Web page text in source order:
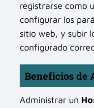
registrarse como
configurar los
sitio web, y subir
configurado
Beneficios de
Administrar un